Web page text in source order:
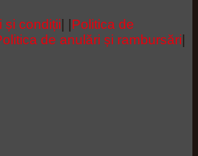
și condiții| |Politica de
de anulări și rambursări|